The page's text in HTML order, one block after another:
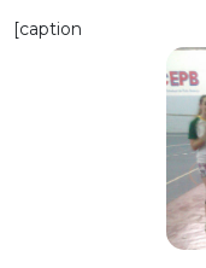
[caption